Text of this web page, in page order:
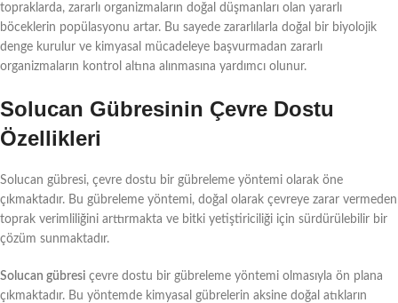
topraklarda, zararlı organizmaların doğal düşmanları olan yararlı
böceklerin popülasyonu artar. Bu sayede zararlılarla doğal bir biyolojik
denge kurulur ve kimyasal mücadeleye başvurmadan zararlı
organizmaların kontrol altına alınmasına yardımcı olunur.
Solucan Gübresinin Çevre Dostu
Özellikleri
Solucan gübresi, çevre dostu bir gübreleme yöntemi olarak öne
çıkmaktadır. Bu gübreleme yöntemi, doğal olarak çevreye zarar vermeden
toprak verimliliğini arttırmakta ve bitki yetiştiriciliği için sürdürülebilir bir
çözüm sunmaktadır.
Solucan gübresi çevre dostu bir gübreleme yöntemi olmasıyla ön plana
çıkmaktadır. Bu yöntemde kimyasal gübrelerin aksine doğal atıkların